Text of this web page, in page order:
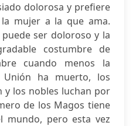
dolorosa y prefiere
mujer a la que ama.
ser doloroso y la
costumbre de
cuando menos la
Unión ha muerto, los
y los nobles luchan por
de los Magos tiene
mundo, pero esta vez